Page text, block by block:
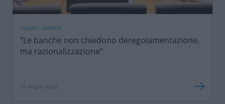
PRIVATI, IMPRESE
“Le banche non chiedono deregolamentazione,
ma razionalizzazione”
11 Giugno 2026